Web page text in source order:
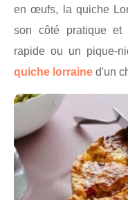
en œufs, la quiche
son côté pratique et
rapide ou un pique-
quiche lorraine d'un